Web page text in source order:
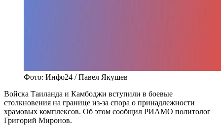
Фото: Инфо24 / Павел Якушев
Войска Таиланда и Камбоджи вступили в боевые
столкновения на границе из-за спора о принадлежности
храмовых комплексов. Об этом сообщил РИАМО политолог
Григорий Миронов.